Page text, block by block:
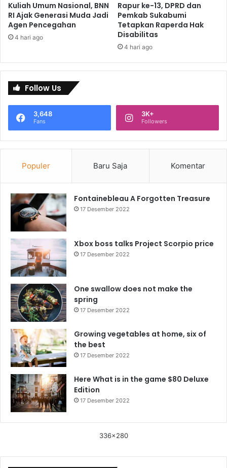
Kuliah Umum Nasional, BNN
RI Ajak Generasi Muda Jadi
Agen Pencegahan
4 hari ago
Rapur ke-13, DPRD dan
Pemkab Sukabumi
Tetapkan Raperda Hak
Disabilitas
4 hari ago
Follow Us
3,648
Fans
3K+
Followers
Populer Baru Saja Komentar
Fontainebleau A Forgotten Treasure
17 Desember 2022
Xbox boss talks Project Scorpio price
17 Desember 2022
One swallow does not make the
spring
17 Desember 2022
Growing vegetables at home, six of
the best
17 Desember 2022
Here What is in the game $80 Deluxe
Edition
17 Desember 2022
336x280